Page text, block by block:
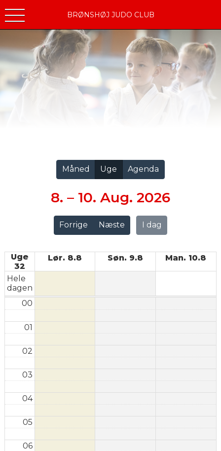
BRØNSHØJ JUDO CLUB
Forrige Næste I dag
8. – 10. Aug. 2026
Måned Uge Agenda
Uge
32
Lør. 8.8 Søn. 9.8 Man. 10.8
Hele
dagen
00
01
02
03
04
05
06